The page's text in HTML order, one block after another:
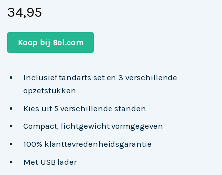
34,95
Koop bij Bol.com
Inclusief tandarts set en 3 verschillende
opzetstukken
Kies uit 5 verschillende standen
Compact, lichtgewicht vormgegeven
100% klanttevredenheidsgarantie
Met USB lader